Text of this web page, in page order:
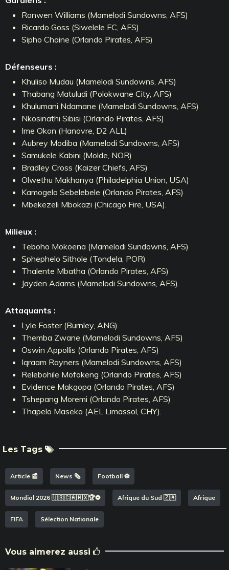
Ronwen Williams (Mamelodi Sundowns, AFS)
Ricardo Goss (Siwelele FC, AFS)
Sipho Chaine (Orlando Pirates, AFS)
Défenseurs :
Khuliso Mudau (Mamelodi Sundowns, AFS)
Thabang Matuludi (Polokwane City, AFS)
Khulumani Ndamane (Mamelodi Sundowns, AFS)
Nkosinathi Sibisi (Orlando Pirates, AFS)
Ime Okon (Hanovre, D2 ALL)
Aubrey Modiba (Mamelodi Sundowns, AFS)
Samukele Kabini (Molde, NOR)
Bradley Cross (Kaizer Chiefs, AFS)
Olwethu Makhanya (Philadelphia Union, USA)
Kamogelo Sebelebele (Orlando Pirates, AFS)
Mbekezeli Mbokazi (Chicago Fire, USA).
Milieux :
Teboho Mokoena (Mamelodi Sundowns, AFS)
Sphephelo Sithole (Tondela, POR)
Thalente Mbatha (Orlando Pirates, AFS)
Jayden Adams (Mamelodi Sundowns, AFS).
Attaquants :
Lyle Foster (Burnley, ANG)
Themba Zwane (Mamelodi Sundowns, AFS)
Oswin Appollis (Orlando Pirates, AFS)
Iqraam Rayners (Mamelodi Sundowns, AFS)
Relebohile Mofokeng (Orlando Pirates, AFS)
Evidence Makgopa (Orlando Pirates, AFS)
Tshepang Moremi (Orlando Pirates, AFS)
Thapelo Maseko (AEL Limassol, CHY).
Les Tags
Article 📰 News 🗞️ Football ⚽️
Mondial 2026 🇺🇸🇨🇦🇲🇽🏆⚽️ Afrique du Sud 🇿🇦 Afrique
FIFA Sélection Nationale
Vous aimerez aussi